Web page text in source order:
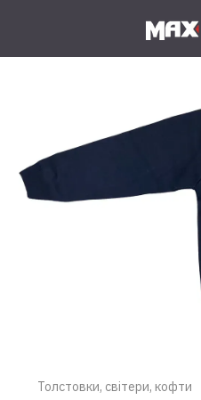
Толстовки, світери, кофти